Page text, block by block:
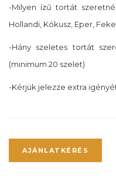
-Milyen ízű tortát
Hollandi, Kókusz, Eper,
-Hány szeletes tortát
(minimum 20 szelet)
-Kérjük jelezze extra
AJÁNLATKÉRÉS